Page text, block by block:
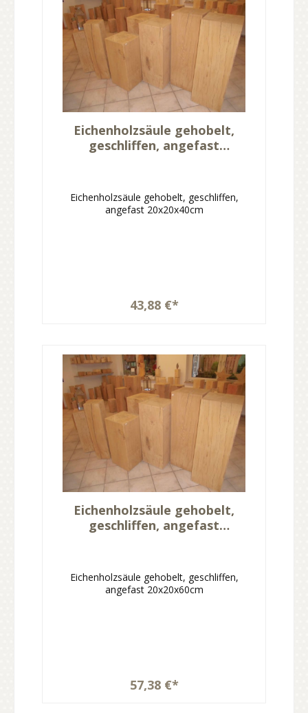
Eichenholzsäule gehobelt,
geschliffen, angefast
Eichenholzsäule gehobelt, geschliffen,
angefast 20x20x40cm
43,88 €*
Eichenholzsäule gehobelt,
geschliffen, angefast
Eichenholzsäule gehobelt, geschliffen,
angefast 20x20x60cm
57,38 €*